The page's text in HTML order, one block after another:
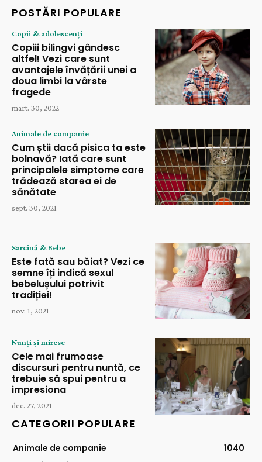
POSTĂRI POPULARE
Copii & adolescenți
Copiii bilingvi gândesc
altfel! Vezi care sunt
avantajele învățării unei a
doua limbi la vârste
fragede
mart. 30, 2022
Animale de companie
Cum știi dacă pisica ta este
bolnavă? Iată care sunt
principalele simptome care
trădează starea ei de
sănătate
sept. 30, 2021
Sarcină & Bebe
Este fată sau băiat? Vezi ce
semne îți indică sexul
bebelușului potrivit
tradiției!
nov. 1, 2021
Nunți și mirese
Cele mai frumoase
discursuri pentru nuntă, ce
trebuie să spui pentru a
impresiona
dec. 27, 2021
CATEGORII POPULARE
Animale de companie
1040